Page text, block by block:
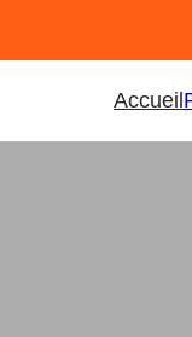
Accueil